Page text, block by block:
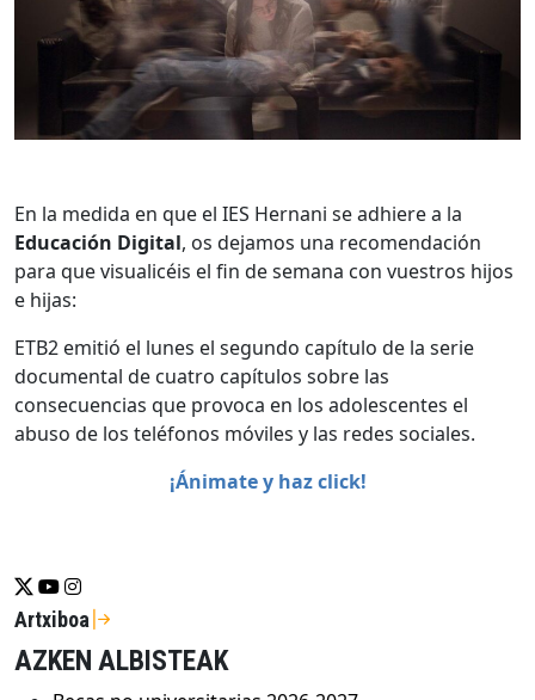
En la medida en que el IES Hernani se adhiere a la
Educación Digital, os dejamos una recomendación
para que visualicéis el fin de semana con vuestros hijos
e hijas:
ETB2 emitió el lunes el segundo capítulo de la serie
documental de cuatro capítulos sobre las
consecuencias que provoca en los adolescentes el
abuso de los teléfonos móviles y las redes sociales.
¡Ánimate y haz click!
Se abrirá nueva ventana-twitter
Se abrirá nueva ventana-youtube
Se abrirá nueva ventana-instragram
Artxiboa
AZKEN ALBISTEAK